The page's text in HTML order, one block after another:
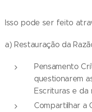
Isso pode ser feito
a) Restauração da
Pensamento
questionarem
Escrituras e da
Compartilhar a